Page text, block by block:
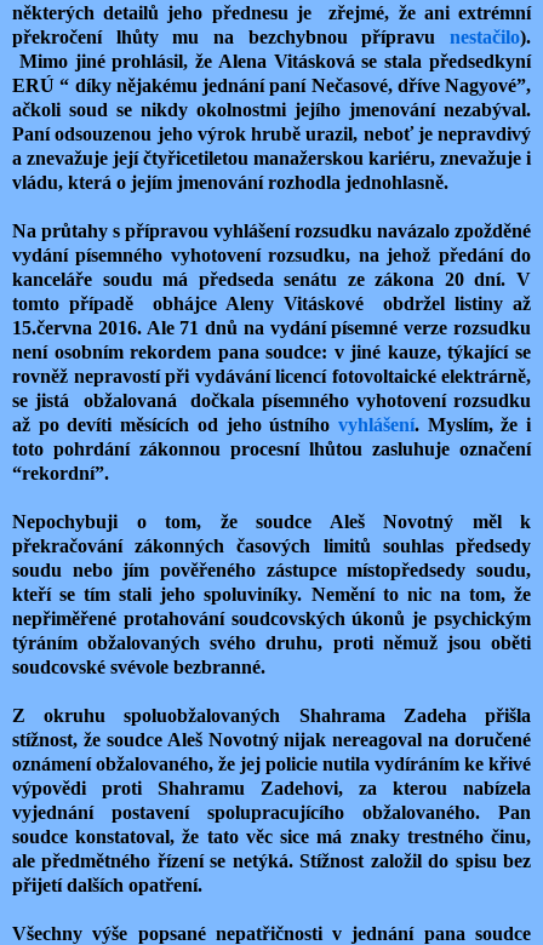
některých detailů jeho přednesu je zřejmé, že ani extrémní
překročení lhůty mu na bezchybnou přípravu nestačilo).
Mimo jiné prohlásil, že Alena Vitásková se stala předsedkyní
ERÚ “ díky nějakému jednání paní Nečasové, dříve Nagyové”,
ačkoli soud se nikdy okolnostmi jejího jmenování nezabýval.
Paní odsouzenou jeho výrok hrubě urazil, neboť je nepravdivý
a znevažuje její čtyřicetiletou manažerskou kariéru, znevažuje i
vládu, která o jejím jmenování rozhodla jednohlasně.
Na průtahy s přípravou vyhlášení rozsudku navázalo zpožděné
vydání písemného vyhotovení rozsudku, na jehož předání do
kanceláře soudu má předseda senátu ze zákona 20 dní. V
tomto případě obhájce Aleny Vitáskové obdržel listiny až
15.června 2016. Ale 71 dnů na vydání písemné verze rozsudku
není osobním rekordem pana soudce: v jiné kauze, týkající se
rovněž nepravostí při vydávání licencí fotovoltaické elektrárně,
se jistá obžalovaná dočkala písemného vyhotovení rozsudku
až po devíti měsících od jeho ústního vyhlášení. Myslím, že i
toto pohrdání zákonnou procesní lhůtou zasluhuje označení
“rekordní”.
Nepochybuji o tom, že soudce Aleš Novotný měl k
překračování zákonných časových limitů souhlas předsedy
soudu nebo jím pověřeného zástupce místopředsedy soudu,
kteří se tím stali jeho spoluviníky. Nemění to nic na tom, že
nepřiměřené protahování soudcovských úkonů je psychickým
týráním obžalovaných svého druhu, proti němuž jsou oběti
soudcovské svévole bezbranné.
Z okruhu spoluobžalovaných Shahrama Zadeha přišla
stížnost, že soudce Aleš Novotný nijak nereagoval na doručené
oznámení obžalovaného, že jej policie nutila vydíráním ke křivé
výpovědi proti Shahramu Zadehovi, za kterou nabízela
vyjednání postavení spolupracujícího obžalovaného. Pan
soudce konstatoval, že tato věc sice má znaky trestného činu,
ale předmětného řízení se netýká. Stížnost založil do spisu bez
přijetí dalších opatření.
Všechny výše popsané nepatřičnosti v jednání pana soudce